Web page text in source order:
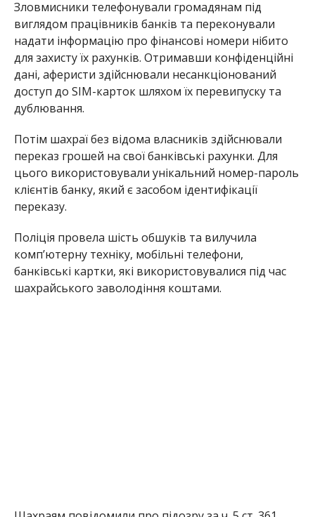
Зловмисники телефонували громадянам під
виглядом працівників банків та переконували
надати інформацію про фінансові номери нібито
для захисту їх рахунків. Отримавши конфіденційні
дані, аферисти здійснювали несанкціонований
доступ до SІM-карток шляхом їх перевипуску та
дублювання.
Потім шахраї без відома власників здійснювали
переказ грошей на свої банківські рахунки. Для
цього використовували унікальний номер-пароль
клієнтів банку, який є засобом ідентифікації
переказу.
Поліція провела шість обшуків та вилучила
комп’ютерну техніку, мобільні телефони,
банківські картки, які використовувалися під час
шахрайського заволодіння коштами.